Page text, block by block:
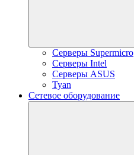
Серверы Supermicro
Серверы Intel
Серверы ASUS
Tyan
Сетевое оборудование